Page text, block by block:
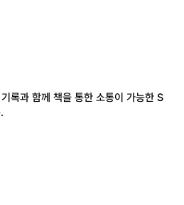
록과 함께 책을 통한 소통이 가능한 S